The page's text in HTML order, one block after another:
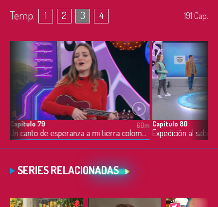
Temp. 1 2 3 4 191 Cap.
Capítulo 79
Un canto de esperanza a mi tierra colombiana - 29/06/2022
60m Capítulo 80
Expedición al
SERIES RELACIONADAS